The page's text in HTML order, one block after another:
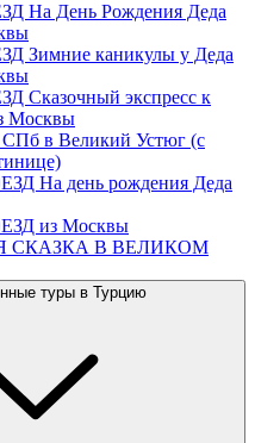
На День Рождения Деда
Зимние каникулы у Деда
Сказочный экспресс к
Москвы
СПб в Великий Устюг (с
На день рождения Деда
из Москвы
СКАЗКА В ВЕЛИКОМ
туры в Турцию